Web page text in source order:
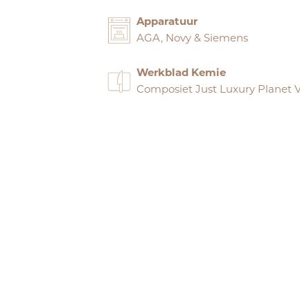
Apparatuur
AGA, Novy & Siemens
Werkblad Kemie
Composiet Just Luxury Planet